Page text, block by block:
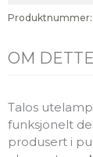
Produktnummer:
OM
Talos
funksjonelt
produsert i